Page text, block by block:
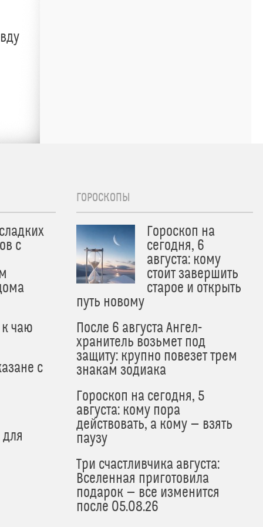
с
чаю
с
ГОРОСКОПЫ
Гороскоп на
сегодня, 6
августа: кому
стоит завершить
старое и открыть
путь новому
После 6 августа Ангел-
хранитель возьмет под
защиту: крупно повезет трем
знакам зодиака
Гороскоп на сегодня, 5
августа: кому пора
действовать, а кому — взять
паузу
Три счастливчика августа:
Вселенная приготовила
подарок — все изменится
после 05.08.26